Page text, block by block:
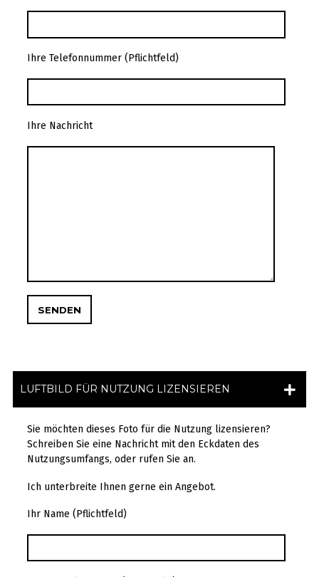
Ihre Telefonnummer (Pflichtfeld)
Ihre Nachricht
LUFTBILD FÜR NUTZUNG LIZENSIEREN
Sie möchten dieses Foto für die Nutzung lizensieren?
Schreiben Sie eine Nachricht mit den Eckdaten des
Nutzungsumfangs, oder rufen Sie an.
Ich unterbreite Ihnen gerne ein Angebot.
Ihr Name (Pflichtfeld)